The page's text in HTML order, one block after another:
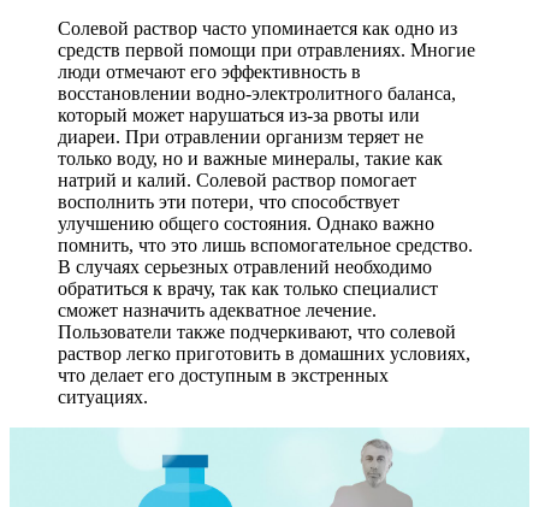
Солевой раствор часто упоминается как одно из
средств первой помощи при отравлениях. Многие
люди отмечают его эффективность в
восстановлении водно-электролитного баланса,
который может нарушаться из-за рвоты или
диареи. При отравлении организм теряет не
только воду, но и важные минералы, такие как
натрий и калий. Солевой раствор помогает
восполнить эти потери, что способствует
улучшению общего состояния. Однако важно
помнить, что это лишь вспомогательное средство.
В случаях серьезных отравлений необходимо
обратиться к врачу, так как только специалист
сможет назначить адекватное лечение.
Пользователи также подчеркивают, что солевой
раствор легко приготовить в домашних условиях,
что делает его доступным в экстренных
ситуациях.